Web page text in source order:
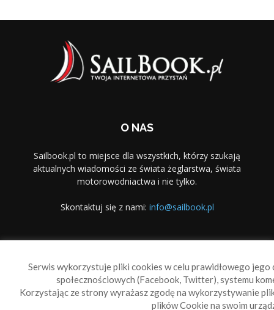
O NAS
Sailbook.pl to miejsce dla wszystkich, którzy szukają
aktualnych wiadomości ze świata żeglarstwa, świata
motorowodniactwa i nie tylko.
Skontaktuj się z nami: info@sailbook.pl
Serwis wykorzystuje pliki cookies w celu prawidłowego
społecznościowych (Facebook, Twitter), systemu
Korzystając ze strony wyrażasz zgodę na wykorzystywanie
plików Cookie na swoim